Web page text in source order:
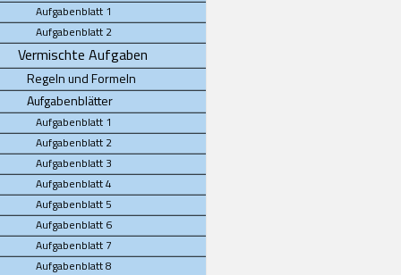
Aufgabenblatt 1
Aufgabenblatt 2
Vermischte Aufgaben
Regeln und Formeln
Aufgabenblätter
Aufgabenblatt 1
Aufgabenblatt 2
Aufgabenblatt 3
Aufgabenblatt 4
Aufgabenblatt 5
Aufgabenblatt 6
Aufgabenblatt 7
Aufgabenblatt 8